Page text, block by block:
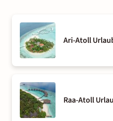
Ari-Atoll
Raa-Atoll